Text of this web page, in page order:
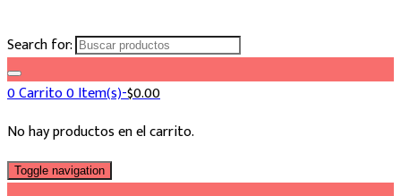
Search for:
0Carrito0 Item(s)-$0.00
No hay productos en el carrito.
Toggle navigation